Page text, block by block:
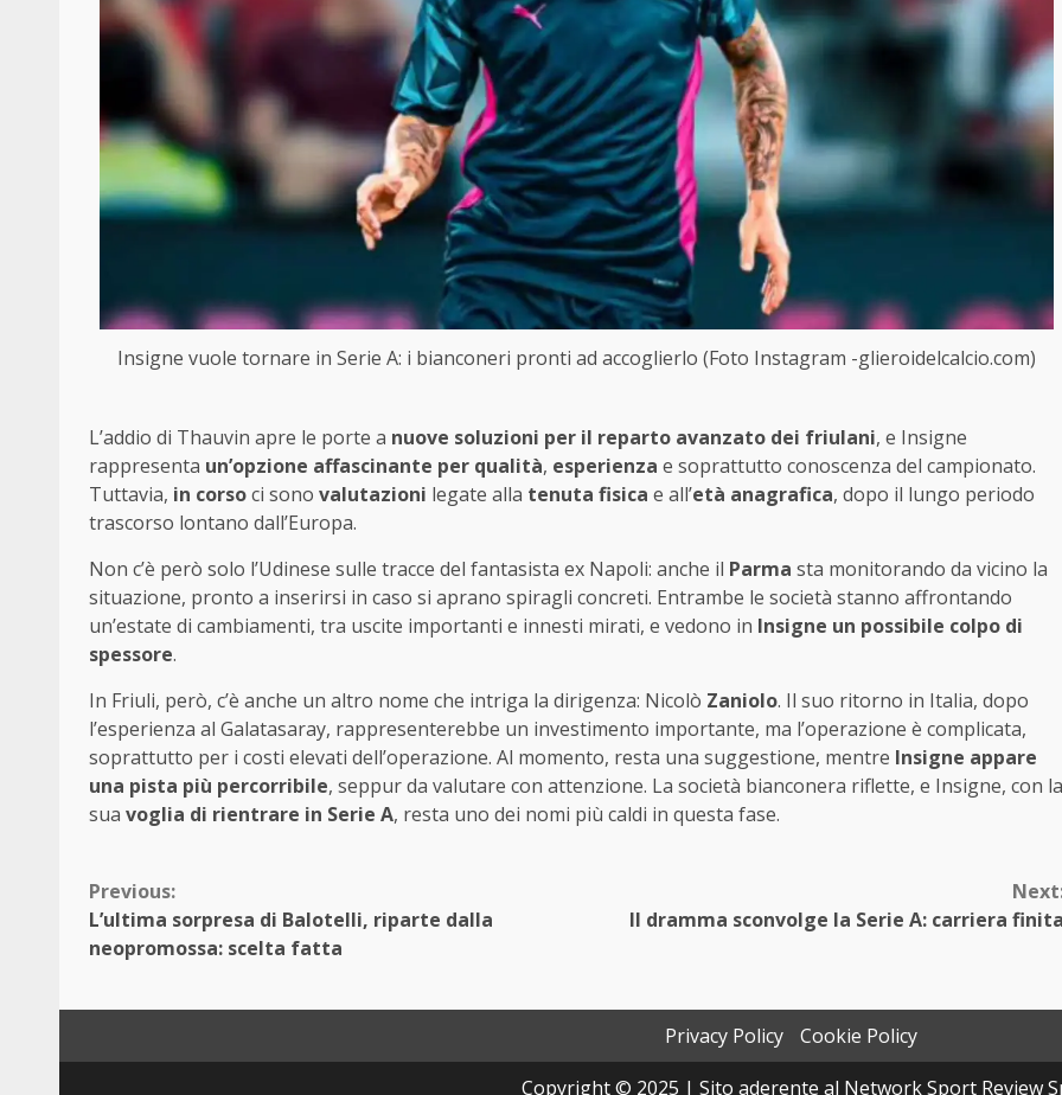
Insigne vuole tornare in Serie A: i bianconeri pronti ad accoglierlo (Foto Instagram -glieroidelcalcio.com)
L’addio di Thauvin apre le porte a nuove soluzioni per il reparto avanzato dei friulani, e Insigne
rappresenta un’opzione affascinante per qualità, esperienza e soprattutto conoscenza del campionato.
Tuttavia, in corsoci sono valutazioni legate alla tenuta fisica e all’età anagrafica, dopo il lungo periodo
trascorso lontano dall’Europa.
Non c’è però solo l’Udinese sulle tracce del fantasista ex Napoli: anche il Parma sta monitorando da vicino la
situazione, pronto a inserirsi in caso si aprano spiragli concreti. Entrambe le società stanno affrontando
un’estate di cambiamenti, tra uscite importanti e innesti mirati, e vedono in Insigne un possibile colpo di
spessore.
In Friuli, però, c’è anche un altro nome che intriga la dirigenza: Nicolò Zaniolo. Il suo ritorno in Italia, dopo
l’esperienza al Galatasaray, rappresenterebbe un investimento importante, ma l’operazione è complicata,
soprattutto per i costi elevati dell’operazione. Al momento, resta una suggestione, mentre Insigne appare
una pista più percorribile, seppur da valutare con attenzione. La società bianconera riflette, e Insigne, con la
sua voglia di rientrare in Serie A, resta uno dei nomi più caldi in questa fase.
Continue
Reading
Previous:
L’ultima sorpresa di Balotelli, riparte dalla
neopromossa: scelta fatta
Il dramma sconvolge la Serie A: carriera
Privacy Policy
Cookie Policy
Copyright © 2025 | Sito aderente al Network Sport Review